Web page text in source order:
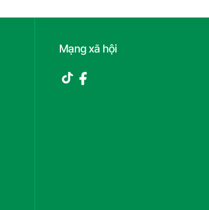
Mạng xã hội